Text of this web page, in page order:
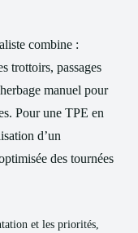
combine :
trottoirs, passages
manuel pour
Pour une TPE en
d’un
des tournées
et les priorités,